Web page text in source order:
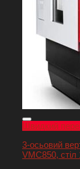
Швидкий
3-осьовий
VMC850,